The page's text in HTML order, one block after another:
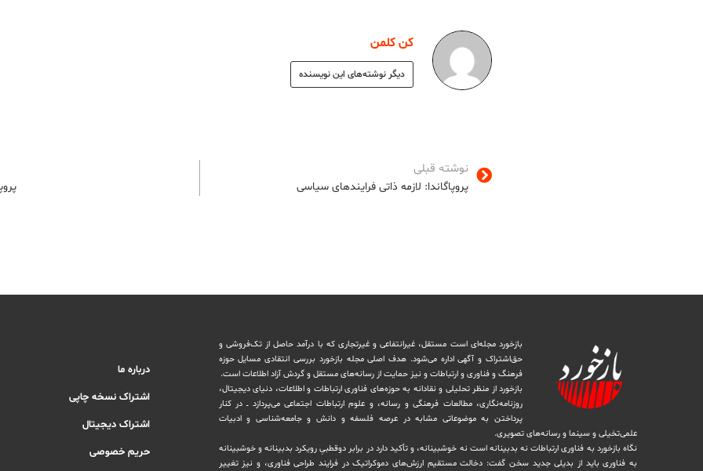
کن کلمن
دیگر نوشته‌های این نویسنده
نوشته قبلی
پروپاگاندا: لازمه ذاتی فرایندهای سیاسی
بازخورد مجله‌ای است مستقل، غیرانتفاعی و غیرتجاری که با درآمد حاصل از تک‌فروشی و
حق‌اشتراک و آگهی اداره می‌شود. ‏هدف اصلی مجله بازخورد بررسی انتقادی مسایل حوزه
فرهنگ و فناوری و ارتباطات و نیز حمایت از رسانه‌های مستقل و‌ گردش ‏آزاد اطلاعات است.
بازخورد از منظر تحلیلی و نقادانه به حوزه‌های فناوری ارتباطات و اطلاعات، دنیای دیجیتال،
روزنامه‌نگاری، ‏مطالعات فرهنگی و رسانه، و علوم ارتباطات اجتماعی می‌پردازد ــ در کنار
پرداختن به موضوعاتی مشابه در عرصه فلسفه و دانش و ‏جامعه‌شناسی و ادبیات
علمی‌تخیلی و سینما و رسانه‌های تصویری.
نگاه بازخورد به فناوری ارتباطات نه بدبینانه است نه خوشبینانه، و تأکید دارد ‏در برابر دوقطبیِ رویکرد بدبینانه و خوشبینانه
به فناوری باید از بدیلی جدید سخن گفت: دخالت مستقیم ارزش‌های دموکراتیک در ‏فرایند طراحی فناوری، و نیز تغییر
درباره ما
اشتراک نسخه چاپی
اشتراک دیجیتال
حریم خصوصی